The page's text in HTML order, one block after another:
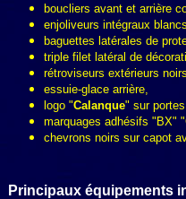
boucliers avant et arrière
enjoliveurs intégraux
baguettes latérales de
triple filet latéral de
rétroviseurs extérieurs
essuie-glace arrière,
logo "Calanque" sur
marquages adhésifs "BX"
chevrons noirs sur capot
Principaux équipements